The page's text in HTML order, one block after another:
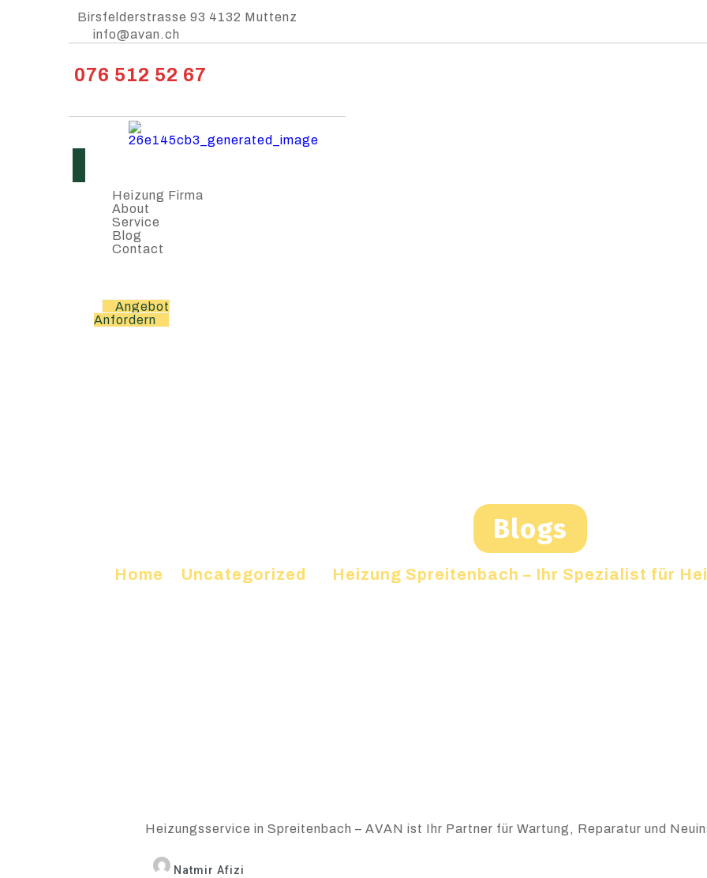
Birsfelderstrasse 93 4132 Muttenz
info@avan.ch
076 512 52 67
Heizung Firma
About
Service
Blog
Contact
Angebot
Anfordern
Blogs
Home Uncategorized Heizung Spreitenbach – Ihr Spezialist für
Heizungsservice in Spreitenbach – AVAN ist Ihr Partner für Wartung, Reparatur und
Natmir Afizi